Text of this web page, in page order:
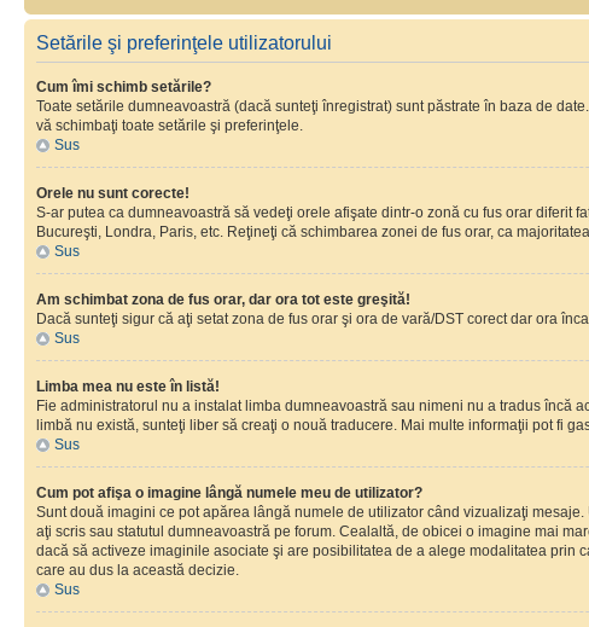
Setările şi preferinţele utilizatorului
Cum îmi schimb setările?
Toate setările dumneavoastră (dacă sunteţi înregistrat) sunt păstrate în baza de
vă schimbaţi toate setările şi preferinţele.
Sus
Orele nu sunt corecte!
S-ar putea ca dumneavoastră să vedeţi orele afişate dintr-o zonă cu fus orar diferit
Bucureşti, Londra, Paris, etc. Reţineţi că schimbarea zonei de fus orar, ca
Sus
Am schimbat zona de fus orar, dar ora tot este greşită!
Dacă sunteţi sigur că aţi setat zona de fus orar şi ora de vară/DST corect dar ora
Sus
Limba mea nu este în listă!
Fie administratorul nu a instalat limba dumneavoastră sau nimeni nu a tradus încă
limbă nu există, sunteţi liber să creaţi o nouă traducere. Mai multe informaţii pot fi
Sus
Cum pot afişa o imagine lângă numele meu de utilizator?
Sunt două imagini ce pot apărea lângă numele de utilizator când vizualizaţi
aţi scris sau statutul dumneavoastră pe forum. Cealaltă, de obicei o imagine mai
dacă să activeze imaginile asociate şi are posibilitatea de a alege modalitatea prin
care au dus la această decizie.
Sus